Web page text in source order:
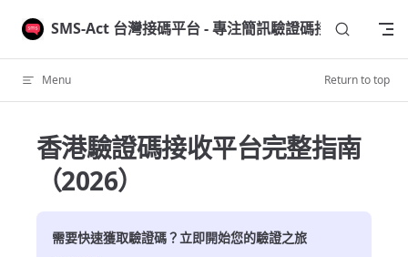
Skip to content
SMS-Act 台灣接碼平台 - 專注簡訊驗證碼接收
Menu Return to top
香港驗證碼接收平台完整指南
（2026）
需要快速獲取驗證碼？立即開始您的驗證之旅